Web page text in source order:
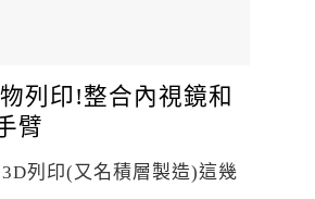
列印!整合內視鏡和
臂
列印(又名積層製造)這幾